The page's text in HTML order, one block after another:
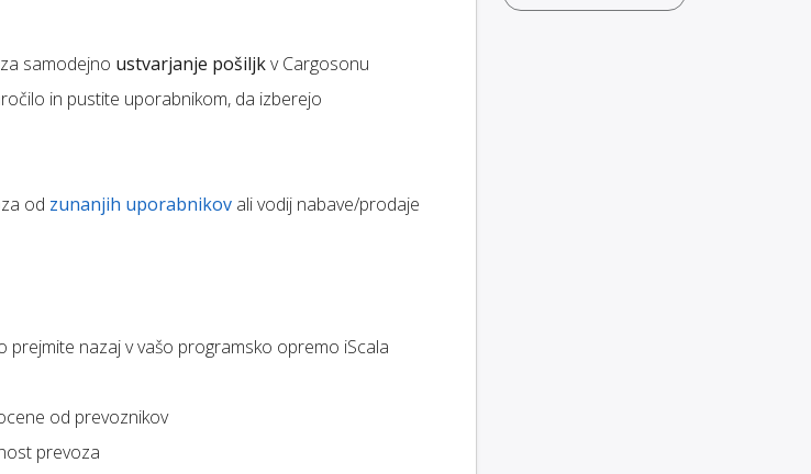
samodejno ustvarjanje pošiljkv Cargosonu
in pustite uporabnikom, da izberejo
od zunanjih uporabnikov ali vodij nabave/prodaje
prejmite nazaj v vašo programsko opremo iScala
od prevoznikov
prevoza